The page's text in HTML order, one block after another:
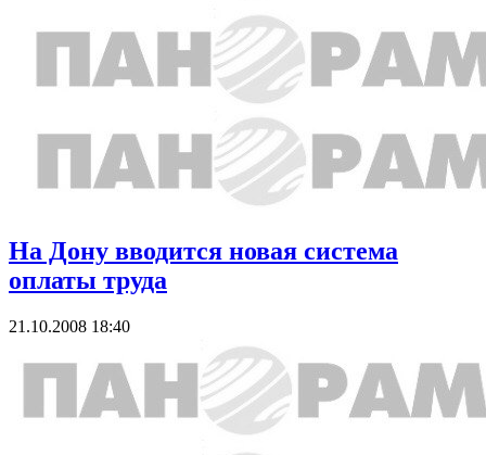
На Дону вводится новая система
оплаты труда
21.10.2008 18:40